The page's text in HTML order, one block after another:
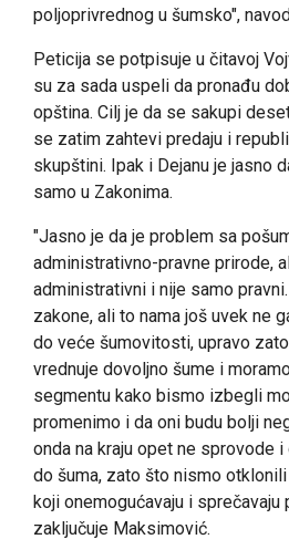
poljoprivrednog u šumsko",
Peticija se potpisuje u čitavoj
su za sada uspeli da pronađu
opština. Cilj je da se sakupi
se zatim zahtevi predaju i
skupštini. Ipak i Dejanu je jasno
samo u Zakonima.
"Jasno je da je problem sa
administrativno-pravne prirode,
administrativni i nije samo
zakone, ali to nama još uvek ne
do veće šumovitosti, upravo
vrednuje dovoljno šume i
segmentu kako bismo izbegli
promenimo i da oni budu bolji
onda na kraju opet ne sprovode
do šuma, zato što nismo
koji onemogućavaju i sprečavaju
zaključuje Maksimović.